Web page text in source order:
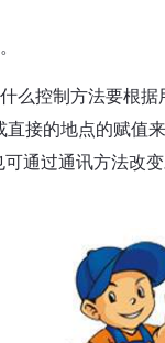
么控制方法要根
接的地点的赋值
通过通讯方法改